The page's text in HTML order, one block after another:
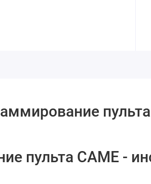
пульта CAME -